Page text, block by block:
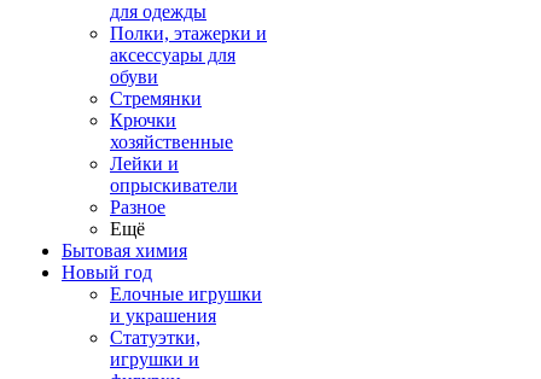
для одежды
Полки, этажерки и
аксессуары для
обуви
Стремянки
Крючки
хозяйственные
Лейки и
опрыскиватели
Разное
Ещё
Бытовая химия
Новый год
Елочные игрушки
и украшения
Статуэтки,
игрушки и